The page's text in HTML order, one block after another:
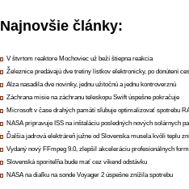
Najnovšie články:
V štvrtom reaktore Mochoviec už beží štiepna reakcia
Železnice predávajú dve tretiny lístkov elektronicky, po donútení
Alza nasadila dve novinky, jednu užitočnú a jednu kontroverznú
Záchrana misie na záchranu teleskopu Swift úspešne pokračuje
Microsoft v čase drahých pamätí sľubuje optimalizovať spotrebu
NASA pripravuje ISS na inštaláciu posledných nových solárnych
Ďalšia jadrová elektráreň južne od Slovenska musela kvôli teplu
Vydaný nový FFmpeg 9.0, zlepšil akceleráciu profesionálnych
Slovenská sporiteľňa bude mať cez víkend odstávku
NASA na diaľku na sonde Voyager 2 úspešne znížila spotrebu